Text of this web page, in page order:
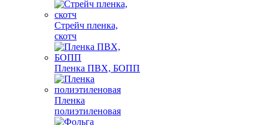
Стрейч пленка,
скотч
Пленка ПВХ, БОПП
Пленка
полиэтиленовая